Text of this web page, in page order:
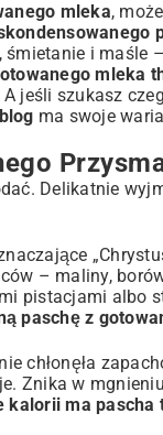
mleka,
śmietanie i maśle
mleka
jeśli szukasz
ma swoje
Delikatnie
– maliny,
pistacjami albo
paschę z
chłonęła
Znika w
kalorii ma pascha